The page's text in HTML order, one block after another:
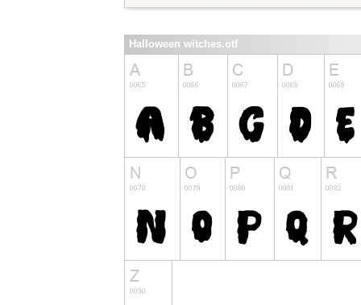
Halloween witches.otf